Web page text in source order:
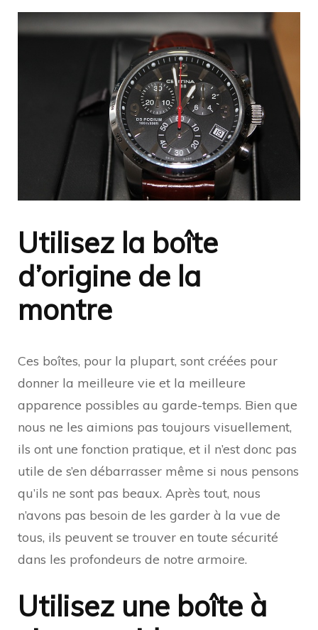
Utilisez la boîte
d’origine de la
montre
Ces boîtes, pour la plupart, sont créées pour
donner la meilleure vie et la meilleure
apparence possibles au garde-temps. Bien que
nous ne les aimions pas toujours visuellement,
ils ont une fonction pratique, et il n’est donc pas
utile de s’en débarrasser même si nous pensons
qu’ils ne sont pas beaux. Après tout, nous
n’avons pas besoin de les garder à la vue de
tous, ils peuvent se trouver en toute sécurité
dans les profondeurs de notre armoire.
Utilisez une boîte à